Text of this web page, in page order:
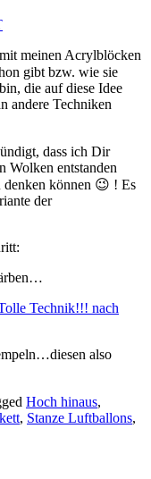
meinen Acrylblöcken
gibt bzw. wie sie
die auf diese Idee
andere Techniken
dass ich Dir
Wolken entstanden
können 😉 ! Es
der
also
Hoch hinaus,
, Stanze Luftballons,